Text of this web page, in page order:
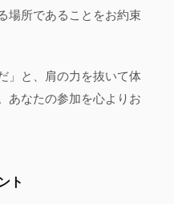
場所であることをお約束
」と、肩の力を抜いて体
あなたの参加を心よりお
ト